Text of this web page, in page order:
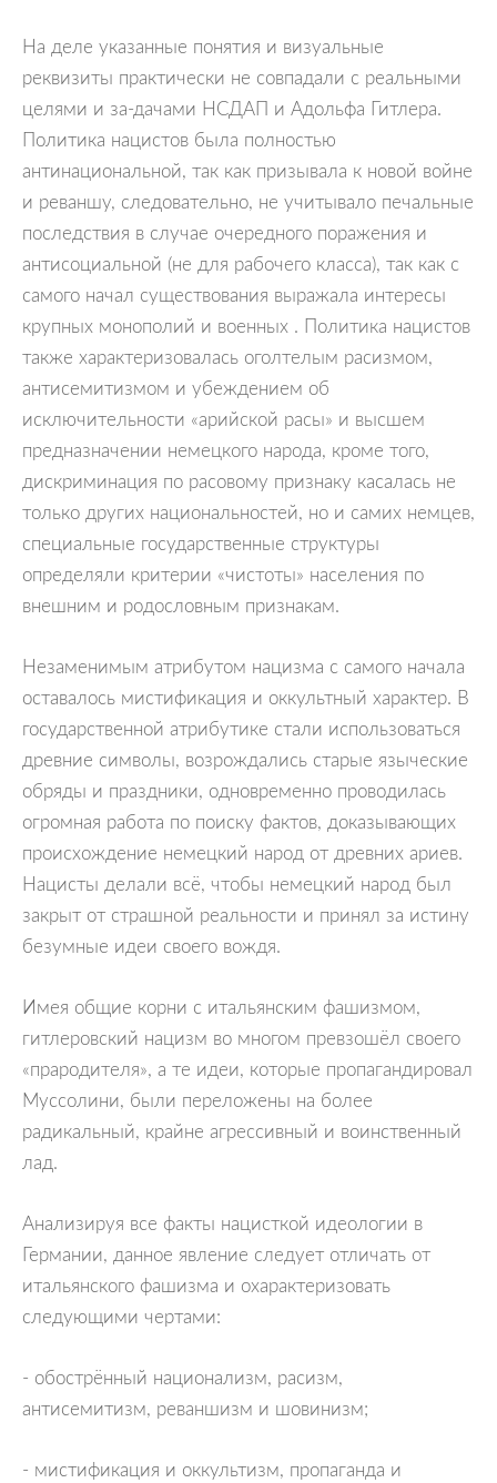
На деле указанные понятия и визуальные
реквизиты практически не совпадали с реальными
целями и за-дачами НСДАП и Адольфа Гитлера.
Политика нацистов была полностью
антинациональной, так как призывала к новой войне
и реваншу, следовательно, не учитывало печальные
последствия в случае очередного поражения и
антисоциальной (не для рабочего класса), так как с
самого начал существования выражала интересы
крупных монополий и военных . Политика нацистов
также характеризовалась оголтелым расизмом,
антисемитизмом и убеждением об
исключительности «арийской расы» и высшем
предназначении немецкого народа, кроме того,
дискриминация по расовому признаку касалась не
только других национальностей, но и самих немцев,
специальные государственные структуры
определяли критерии «чистоты» населения по
внешним и родословным признакам.
Незаменимым атрибутом нацизма с самого начала
оставалось мистификация и оккультный характер. В
государственной атрибутике стали использоваться
древние символы, возрождались старые языческие
обряды и праздники, одновременно проводилась
огромная работа по поиску фактов, доказывающих
происхождение немецкий народ от древних ариев.
Нацисты делали всё, чтобы немецкий народ был
закрыт от страшной реальности и принял за истину
безумные идеи своего вождя.
Имея общие корни с итальянским фашизмом,
гитлеровский нацизм во многом превзошёл своего
«прародителя», а те идеи, которые пропагандировал
Муссолини, были переложены на более
радикальный, крайне агрессивный и воинственный
лад.
Анализируя все факты нацисткой идеологии в
Германии, данное явление следует отличать от
итальянского фашизма и охарактеризовать
следующими чертами:
- обострённый национализм, расизм,
антисемитизм, реваншизм и шовинизм;
- мистификация и оккультизм, пропаганда и